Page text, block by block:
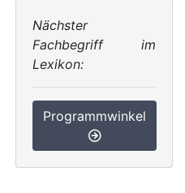
Nächster
Fachbegriff im
Lexikon:
Programmwinkel